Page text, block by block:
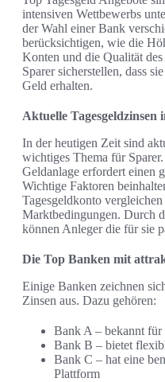
intensiven Wettbewerbs
der Wahl einer Bank
berücksichtigen, wie die
Konten und die Qualität
Sparer sicherstellen, dass
Geld erhalten.
Aktuelle Tagesgeldzinsen
In der heutigen Zeit sind
wichtiges Thema für
Geldanlage erfordert einen
Wichtige Faktoren
Tagesgeldkonto
Marktbedingungen. Durch
können Anleger die für sie
Die Top Banken mit
Einige Banken zeichnen
Zinsen aus. Dazu gehören:
Bank A – bekannt für
Bank B – bietet
Bank C – hat eine
Plattform